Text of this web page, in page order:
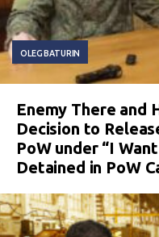
OLEG BATURIN
Enemy There and
Decision to
PoW under “I
Detained in PoW